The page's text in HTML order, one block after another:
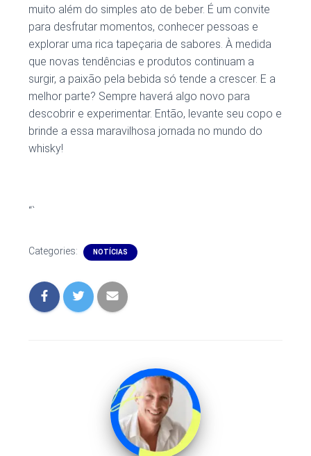
muito além do simples ato de beber. É um convite
para desfrutar momentos, conhecer pessoas e
explorar uma rica tapeçaria de sabores. À medida
que novas tendências e produtos continuam a
surgir, a paixão pela bebida só tende a crescer. E a
melhor parte? Sempre haverá algo novo para
descobrir e experimentar. Então, levante seu copo e
brinde a essa maravilhosa jornada no mundo do
whisky!
“`
Categories: NOTÍCIAS